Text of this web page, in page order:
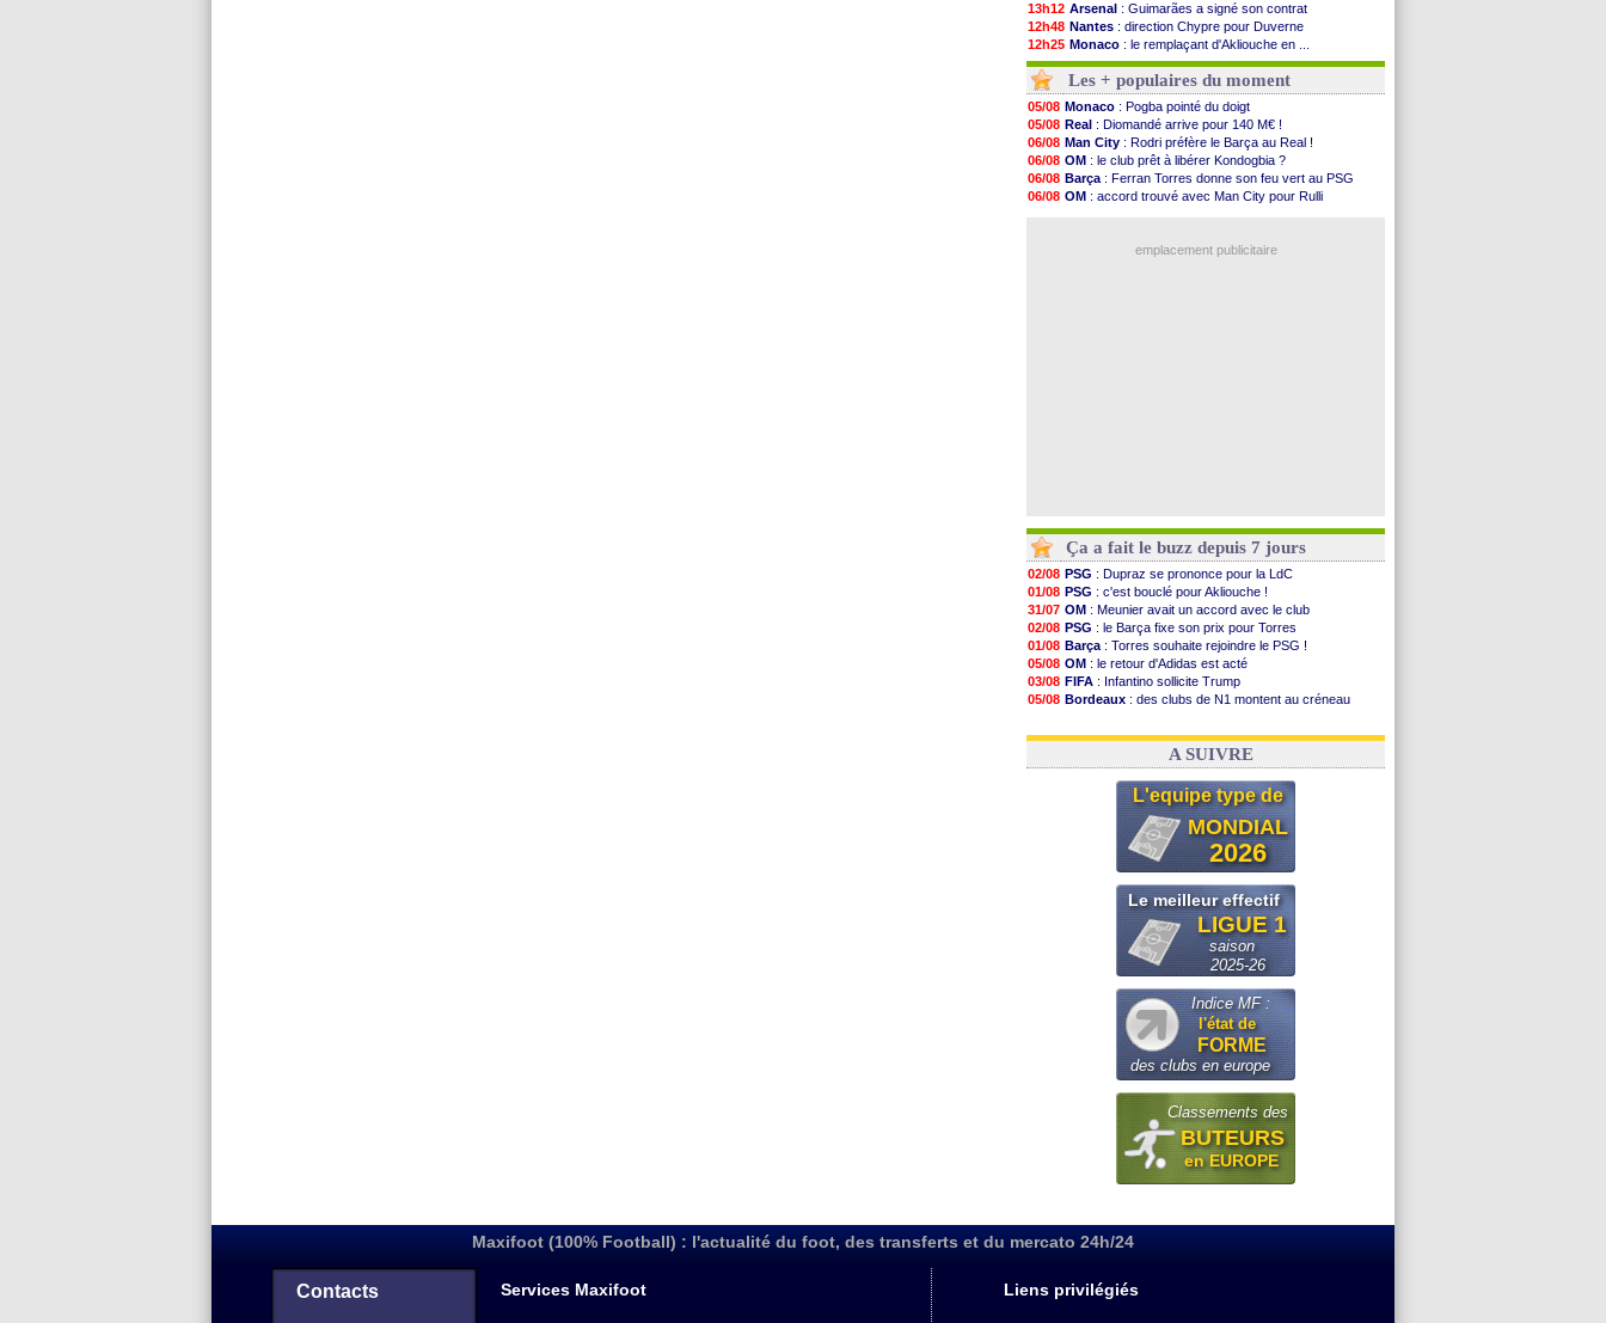
13h12 Arsenal : Guimarães a signé son contrat
12h48 Nantes : direction Chypre pour Duverne
12h25 Monaco : le remplaçant d'Akliouche en ...
12h06 Man Utd: Bayindir signe au Celta (officiel)
11h53
Man City: Enzo Fernandez pour l'après-Rodri ?
11h31 Naples: l'option Monaco pour Lukaku !
11h10
OM: Lucas Perri a été approché
10h52
PSG : le coach de l'Ajax insiste pour Godts
10h33
PSG: une 2e offre en préparation pour Godts
10h12
Francfort: Dina Ebimbe signe à Schalke (off.)
10h09
Strasbourg: Saïdou Sow prêté à Nantes (off.)
10h05
Monaco: Filipe Luis aimerait garder Balogun
: le soutien très appuyé à Infantino
Les + populaires du moment
05/08 Monaco : Pogba pointé du doigt
05/08 Real : Diomandé arrive pour 140 M€ !
06/08 Man City : Rodri préfère le Barça au Real !
06/08 OM : le club prêt à libérer Kondogbia ?
06/08 Barça : Ferran Torres donne son feu vert au PSG
06/08 OM : accord trouvé avec Man City pour Rulli
emplacement publicitaire
Ça a fait le buzz depuis 7 jours
02/08 PSG : Dupraz se prononce pour la LdC
01/08 PSG : c'est bouclé pour Akliouche !
31/07 OM : Meunier avait un accord avec le club
02/08 PSG : le Barça fixe son prix pour Torres
01/08 Barça : Torres souhaite rejoindre le PSG !
05/08 OM : le retour d'Adidas est acté
03/08 FIFA : Infantino sollicite Trump
05/08 Bordeaux : des clubs de N1 montent au créneau
03/08 Real: le démenti de Leipzig pour Diomandé
A SUIVRE
L'equipe type de
MONDIAL
2026
Le meilleur effectif
LIGUE 1
saison
2025-26
Indice MF :
l'état de
FORME
des clubs en europe
Classements des
BUTEURS
en EUROPE
Maxifoot (100% Football) : l'actualité du foot, des transferts et du mercato 24h/24
Contacts Services Maxifoot Liens privilégiés